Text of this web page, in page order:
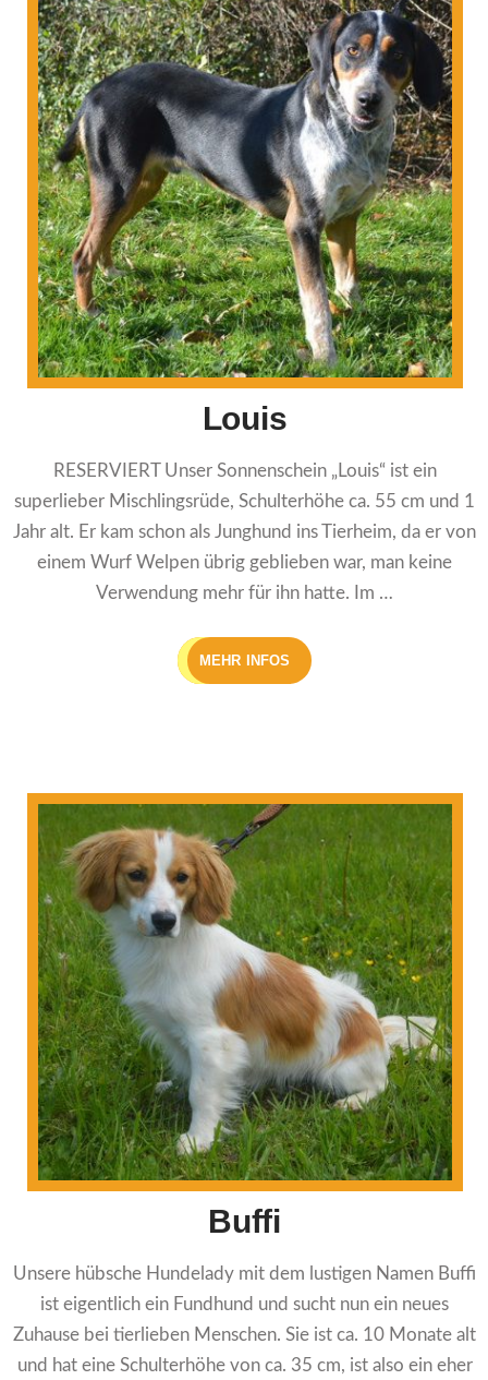
Louis
RESERVIERT Unser Sonnenschein „Louis“ ist ein
superlieber Mischlingsrüde, Schulterhöhe ca. 55 cm und 1
Jahr alt. Er kam schon als Junghund ins Tierheim, da er von
einem Wurf Welpen übrig geblieben war, man keine
Verwendung mehr für ihn hatte. Im …
MEHR INFOS
Buffi
Unsere hübsche Hundelady mit dem lustigen Namen Buffi
ist eigentlich ein Fundhund und sucht nun ein neues
Zuhause bei tierlieben Menschen. Sie ist ca. 10 Monate alt
und hat eine Schulterhöhe von ca. 35 cm, ist also ein eher